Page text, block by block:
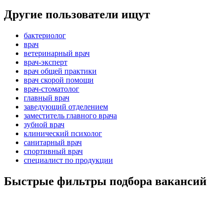
Другие пользователи ищут
бактериолог
врач
ветеринарный врач
врач-эксперт
врач общей практики
врач скорой помощи
врач-стоматолог
главный врач
заведующий отделением
заместитель главного врача
зубной врач
клинический психолог
санитарный врач
спортивный врач
специалист по продукции
Быстрые фильтры подбора вакансий